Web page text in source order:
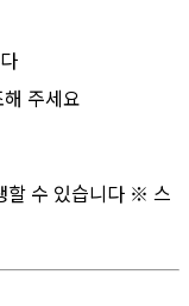
주세요
할 수 있습니다 ※ 스